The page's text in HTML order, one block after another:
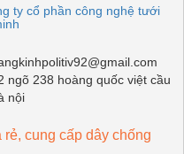
ty cổ phần công nghệ tưới
ngõ 238 hoàng quốc việt cầu
nội
cung cấp dây chống